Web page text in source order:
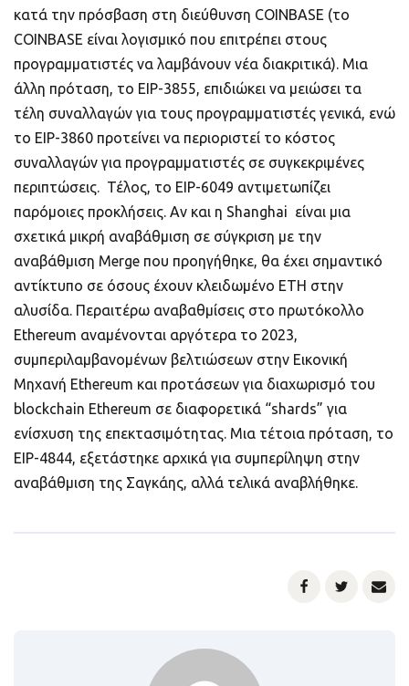
κατά την πρόσβαση στη διεύθυνση COINBASE (το
COINBASE είναι λογισμικό που επιτρέπει στους
προγραμματιστές να λαμβάνουν νέα διακριτικά). Μια
άλλη πρόταση, το EIP-3855, επιδιώκει να μειώσει τα
τέλη συναλλαγών για τους προγραμματιστές γενικά, ενώ
το EIP-3860 προτείνει να περιοριστεί το κόστος
συναλλαγών για προγραμματιστές σε συγκεκριμένες
περιπτώσεις. Τέλος, το EIP-6049 αντιμετωπίζει
παρόμοιες προκλήσεις. Αν και η Shanghai είναι μια
σχετικά μικρή αναβάθμιση σε σύγκριση με την
αναβάθμιση Merge που προηγήθηκε, θα έχει σημαντικό
αντίκτυπο σε όσους έχουν κλειδωμένο ETH στην
αλυσίδα. Περαιτέρω αναβαθμίσεις στο πρωτόκολλο
Ethereum αναμένονται αργότερα το 2023,
συμπεριλαμβανομένων βελτιώσεων στην Εικονική
Μηχανή Ethereum και προτάσεων για διαχωρισμό του
blockchain Ethereum σε διαφορετικά “shards” για
ενίσχυση της επεκτασιμότητας. Μια τέτοια πρόταση, το
EIP-4844, εξετάστηκε αρχικά για συμπερίληψη στην
αναβάθμιση της Σαγκάης, αλλά τελικά αναβλήθηκε.